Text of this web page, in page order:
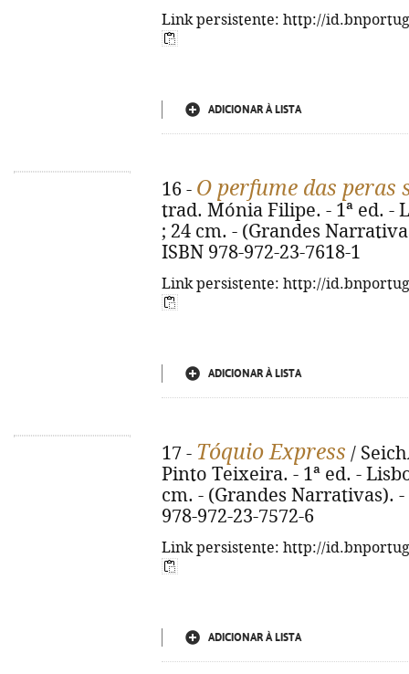
Link persistente: http://
ADICIONAR À LISTA
16 - O perfume das peras
trad. Mónia Filipe. - 1ª ed. -
; 24 cm. - (Grandes
ISBN 978-972-23-7618-1
Link persistente: http://
ADICIONAR À LISTA
17 - Tóquio Express /
Pinto Teixeira. - 1ª ed. -
cm. - (Grandes Narrativas).
978-972-23-7572-6
Link persistente: http://
ADICIONAR À LISTA